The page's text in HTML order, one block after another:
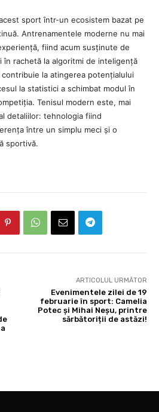
sport într-un ecosistem bazat pe
Antrenamentele moderne nu mai
fiind acum susținute de
în rachetă la algoritmi de inteligență
la atingerea potențialului
la statistici a schimbat modul în
Tenisul modern este, mai
detaliilor: tehnologia fiind
între un simplu meci și o
sportivă.
ARTICOLUL URMĂTOR
Evenimentele zilei de 19
februarie în sport: Camelia
Potec și Mihai Neșu, printre
sărbătoriții de astăzi!